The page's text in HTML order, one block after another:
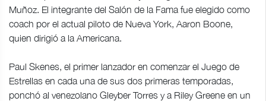
Muñoz. El integrante del Salón de la Fama fue elegido como
coach por el actual piloto de Nueva York, Aaron Boone,
quien dirigió a la Americana.
Paul Skenes, el primer lanzador en comenzar el Juego de
Estrellas en cada una de sus dos primeras temporadas,
ponchó al venezolano Gleyber Torres y a Riley Greene en un